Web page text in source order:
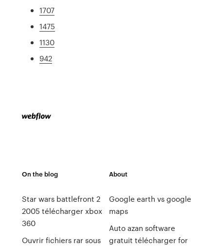
1707
1475
1130
942
On the blog
Star wars battlefront 2
2005 télécharger xbox
360
Ouvrir fichiers rar sous
About
Google earth vs google
maps
Auto azan software
gratuit télécharger for